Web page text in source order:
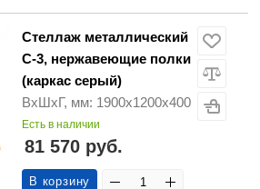
Стеллаж металлический
С-3, нержавеющие полки
(каркас серый)
ВхШхГ, мм: 1900х1200х400
Есть в наличии
81 570 руб.
В корзину